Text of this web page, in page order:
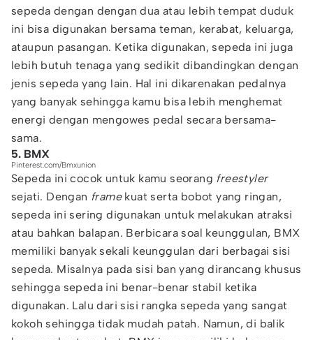
sepeda dengan dengan dua atau lebih tempat duduk
ini bisa digunakan bersama teman, kerabat, keluarga,
ataupun pasangan. Ketika digunakan, sepeda ini juga
lebih butuh tenaga yang sedikit dibandingkan dengan
jenis sepeda yang lain. Hal ini dikarenakan pedalnya
yang banyak sehingga kamu bisa lebih menghemat
energi dengan mengowes pedal secara bersama-
sama.
5. BMX
Pinterest.com/Bmxunion
Sepeda ini cocok untuk kamu seorang freestyler
sejati. Dengan framekuat serta bobot yang ringan,
sepeda ini sering digunakan untuk melakukan atraksi
atau bahkan balapan. Berbicara soal keunggulan, BMX
memiliki banyak sekali keunggulan dari berbagai sisi
sepeda. Misalnya pada sisi ban yang dirancang khusus
sehingga sepeda ini benar-benar stabil ketika
digunakan. Lalu dari sisi rangka sepeda yang sangat
kokoh sehingga tidak mudah patah. Namun, di balik